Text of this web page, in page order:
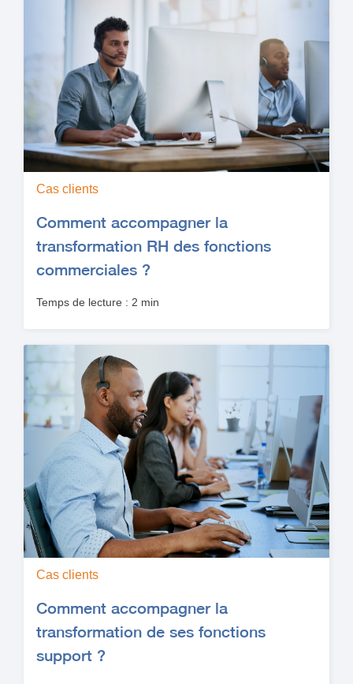
Cas clients
Comment accompagner la
transformation RH des fonctions
commerciales ?
Temps de lecture : 2 min
Cas clients
Comment accompagner la
transformation de ses fonctions
support ?